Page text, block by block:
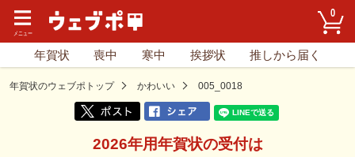
0
年賀状 喪中 寒中 挨拶状 推しから届く
年賀状のウェブポトップ かわいい 005_0018
2026年用年賀状の受付は